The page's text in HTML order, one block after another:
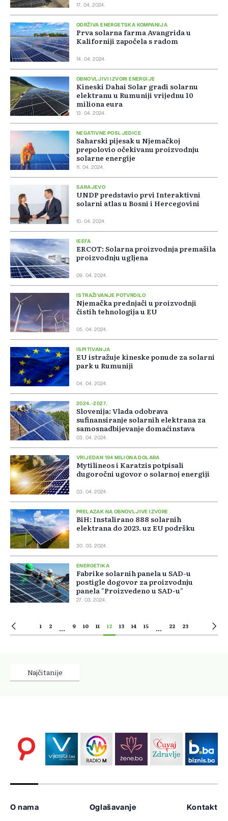
17. 04. 2024.
ODRŽIVA ENERGETSKA KOMPANIJA
Prva solarna farma Avangrida u
Kaliforniji započela s radom
14. 04. 2024.
OBNOVLJIVI IZVORI ENERGIJE
Kineski Dahai Solar gradi solarnu
elektranu u Rumuniji vrijednu 10
miliona eura
13. 04. 2024.
NEGATIVNE POSLJEDICE
Saharski pijesak u Njemačkoj
prepolovio očekivanu proizvodnju
solarne energije
11. 04. 2024.
SARAJEVO
UNDP predstavio prvi Interaktivni
solarni atlas u Bosni i Hercegovini
10. 04. 2024.
IEEFA
ERCOT: Solarna proizvodnja premašila
proizvodnju ugljena
09. 04. 2024.
ISTRAŽIVANJE POTVRDILO
Njemačka prednjači u proizvodnji
čistih tehnologija u EU
05. 04. 2024.
ISPITIVANJA
EU istražuje kineske ponude za solarni
park u Rumuniji
04. 04. 2024.
2024.-2027.
Slovenija: Vlada odobrava
sufinansiranje solarnih elektrana za
samosnadbijevanje domaćinstava
03. 04. 2024.
VRIJEDAN 194 MILIONA DOLARA
Mytilineos i Karatzis potpisali
dugoročni ugovor o solarnoj energiji
03. 04. 2024.
PRELAZAK NA OBNOVLJIVE IZVORE
BiH: Instalirano 888 solarnih
elektrana do 2023. uz EU podršku
30. 03. 2024.
ENERGETIKA
Fabrike solarnih panela u SAD-u
postigle dogovor za proizvodnju
panela "Proizvedeno u SAD-u"
27. 03. 2024.
1 2 ... 9 10 11 12 13 14 15 ... 22 23
Najčitanije
O nama Oglašavanje Kontakt